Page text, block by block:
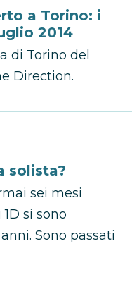
a Torino: i
2014
di Torino del
Direction.
solista?
sei mesi
si sono
Sono passati